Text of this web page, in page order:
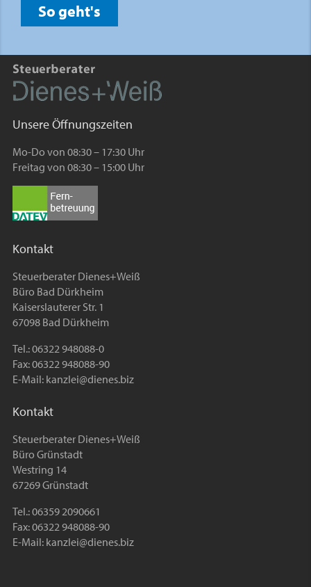
So geht's
Unsere Öffnungszeiten
Mo-Do von 08:30 – 17:30 Uhr
Freitag von 08:30 – 15:00 Uhr
Kontakt
Steuerberater Dienes+Weiß
Büro Bad Dürkheim
Kaiserslauterer Str. 1
67098 Bad Dürkheim
Tel.: 06322 948088-0
Fax: 06322 948088-90
E-Mail: kanzlei@dienes.biz
Kontakt
Steuerberater Dienes+Weiß
Büro Grünstadt
Westring 14
67269 Grünstadt
Tel.: 06359 2090661
Fax: 06322 948088-90
E-Mail: kanzlei@dienes.biz